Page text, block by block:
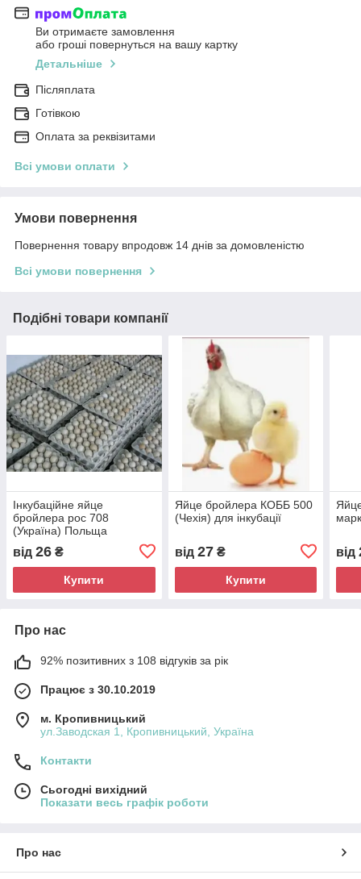
Ви отримаєте замовлення
або гроші повернуться на вашу картку
Детальніше
Післяплата
Готівкою
Оплата за реквізитами
Всі умови оплати
Умови повернення
Повернення товару впродовж 14 днів за домовленістю
Всі умови повернення
Подібні товари компанії
Інкубаційне яйце
бройлера рос 708
(Україна) Польща
від 26 ₴
Купити
Яйце бройлера КОББ 500
(Чехія) для інкубації
від 27₴
Купити
від
Про нас
92% позитивних з 108 відгуків за рік
Працює з 30.10.2019
м. Кропивницький
ул.Заводская 1, Кропивницький, Україна
Контакти
Сьогодні вихідний
Показати весь графік роботи
Про нас